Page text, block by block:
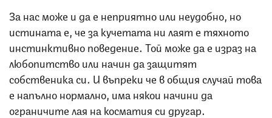
За нас може и да е неприятно или неудобно, но
истината е, че за кучетата ни лаят е тяхното
инстинктивно поведение. Той може да е израз на
любопитство или начин да защитят
собственика си. И въпреки че в общия случай това
е напълно нормално, има някои начини да
ограничите лая на косматия си другар.